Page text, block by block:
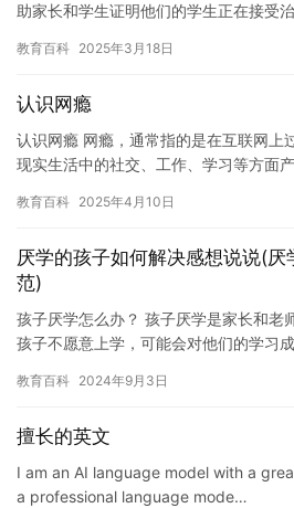
助家长和学生证明他们的学生正在接受
定学生…
教育百科 2025年3月18日
认识网瘾
认识网瘾 网瘾，通常指的是在互联网上
现实生活中的社交、工作、学习等方面
影响…
教育百科 2025年4月10日
厌学的孩子如何解决感想说说(
范)
孩子厌学怎么办？ 孩子厌学是家长和老
孩子不愿意上学，可能会对他们的学习
教育百科 2024年9月3日
擅长的英文
I am an AI language model with a
a professional language mode…